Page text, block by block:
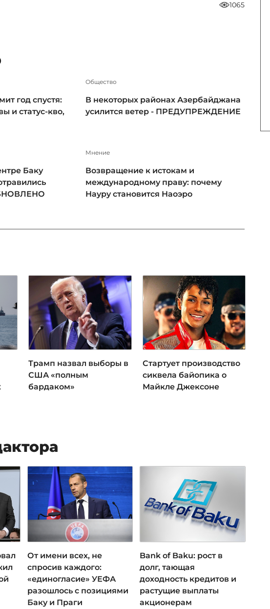
1065
год спустя:
и статус-кво,
Общество
В некоторых районах Азербайджана
усилится ветер - ПРЕДУПРЕЖДЕНИЕ
Баку
Мнение
Возвращение к истокам и
международному праву: почему
Науру становится Наоэро
Трамп назвал выборы в
США «полным
бардаком»
Стартует производство
сиквела байопика о
Майкле Джексоне
От имени всех, не
спросив каждого:
«единогласие» УЕФА
разошлось с позициями
Баку и Праги
Bank of Baku: рост в
долг, тающая
доходность кредитов и
растущие выплаты
акционерам